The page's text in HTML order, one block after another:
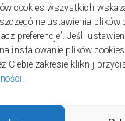
cookies wszystkich
ustawienia
preferencje”. Jeśli
instalowanie plików
Ciebie zakresie kliknij
.